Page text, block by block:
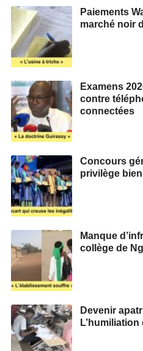
Paiements
marché noir
Examens
contre
connectées
Concours
privilège
Manque
collège de
Devenir